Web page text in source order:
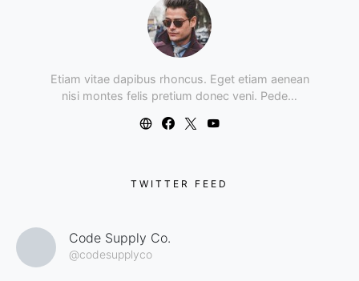
Etiam vitae dapibus rhoncus. Eget etiam aenean
nisi montes felis pretium donec veni. Pede…
TWITTER FEED
Code Supply Co.
@codesupplyco